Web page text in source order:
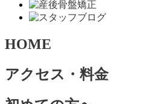
HOME
アクセス・料金